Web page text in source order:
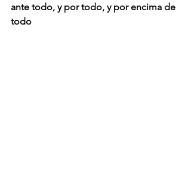
ante todo, y por todo, y por encima de
todo